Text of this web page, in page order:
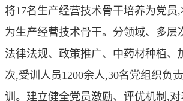
将17名生产经营技术骨干培养为党员
为生产经营技术骨干。分领域、多层
法律法规、政策推广、中药材种植、
次,受训人员1200余人,30名党组织负
训。建立健全党员激励、评优机制,